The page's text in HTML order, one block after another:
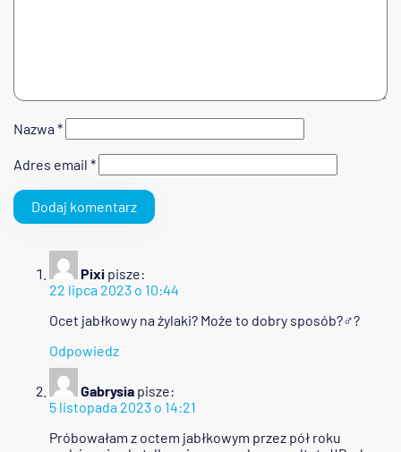
Nazwa *
Adres email *
Pixi pisze:
22 lipca 2023 o 10:44
Ocet jabłkowy na żylaki? Może to dobry sposób?‍♂️?
Odpowiedz
Gabrysia pisze:
5 listopada 2023 o 14:21
Próbowałam z octem jabłkowym przez pół roku